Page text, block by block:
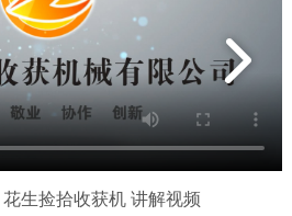
生捡拾收获机 讲解视频